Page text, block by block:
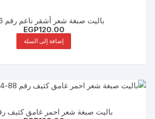
باليت صبغة شعر أشقر ناعم رقم 46-10
EGP120.00
إضافة إلى السلة
باليت صبغة شعر احمر غامق كثيف رقم